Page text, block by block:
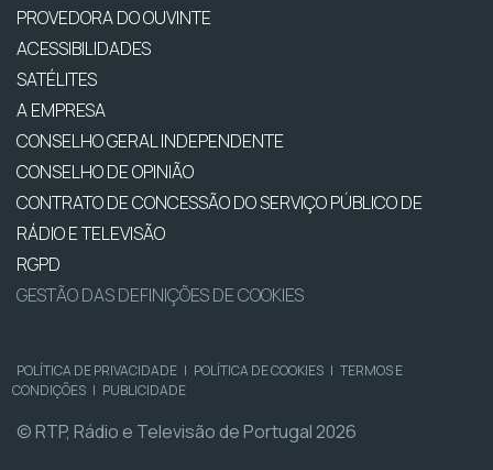
PROVEDORA DO OUVINTE
ACESSIBILIDADES
SATÉLITES
A EMPRESA
CONSELHO GERAL INDEPENDENTE
CONSELHO DE OPINIÃO
CONTRATO DE CONCESSÃO DO SERVIÇO PÚBLICO DE
RÁDIO E TELEVISÃO
RGPD
GESTÃO DAS DEFINIÇÕES DE COOKIES
POLÍTICA DE PRIVACIDADE | POLÍTICA DE COOKIES | TERMOS E
CONDIÇÕES | PUBLICIDADE
© RTP, Rádio e Televisão de Portugal 2026